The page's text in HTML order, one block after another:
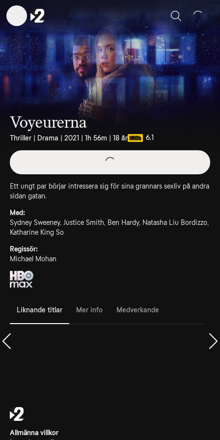
Sök
Voyeurerna
Thriller | Drama | 2021 | 1h 56m | 18 år 6.1
Ett ungt par börjar intressera sig för sina grannars sexliv på andra
sidan gatan.
Med:
Sydney Sweeney, Justice Smith, Ben Hardy, Natasha Liu Bordizzo,
Katharine King So
Regissör:
Michael Mohan
Liknande titlar Mer info Medverkande
Allmänna villkor